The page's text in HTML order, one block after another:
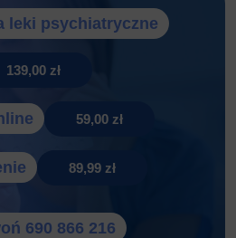
leki psychiatryczne
139,00 zł
59,00 zł
89,99 zł
690 866 216